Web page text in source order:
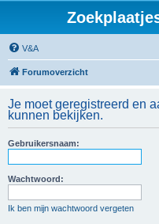
V&A
Forumoverzicht
Je moet geregistreerd en
kunnen bekijken.
Gebruikersnaam:
Wachtwoord:
Ik ben mijn wachtwoord vergeten